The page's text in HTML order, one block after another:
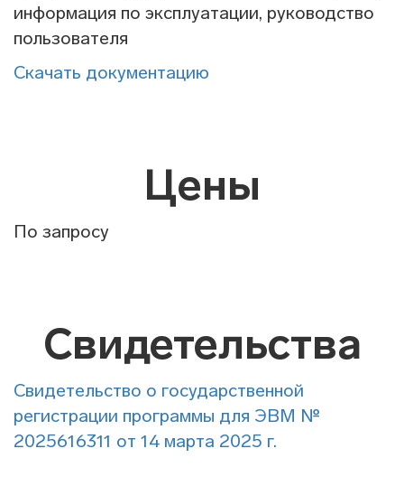
информация по эксплуатации, руководство
пользователя
Скачать документацию
Цены
По запросу
Свидетельства
Свидетельство о государственной
регистрации программы для ЭВМ №
2025616311 от 14 марта 2025 г.